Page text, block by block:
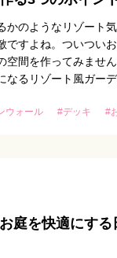
かのようなリゾート
ですよね。ついつい
空間を作ってみませ
なるリゾート風ガー
ウォール #デッキ #
庭を快適にする